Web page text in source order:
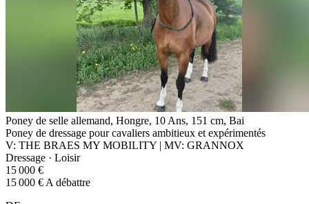
Poney de selle allemand, Hongre, 10 Ans, 151 cm, Bai
Poney de dressage pour cavaliers ambitieux et expérimentés
V: THE BRAES MY MOBILITY | MV: GRANNOX
Dressage · Loisir
15 000 €
15 000 € A débattre